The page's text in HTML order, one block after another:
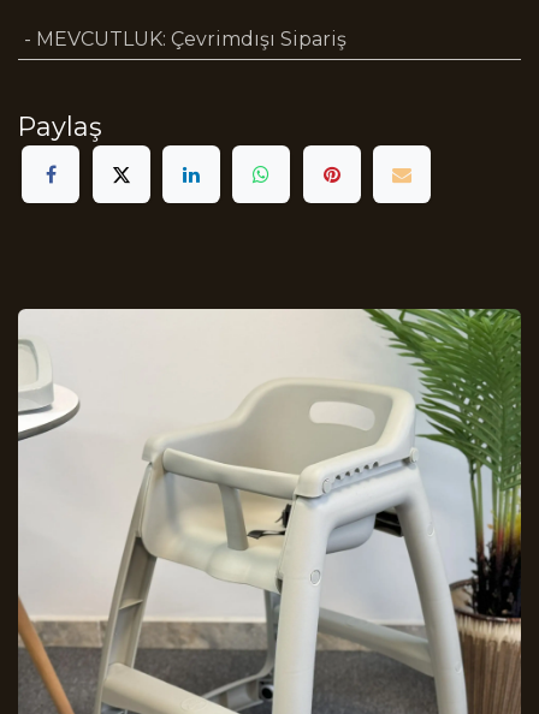
- MEVCUTLUK: Çevrimdışı Sipariş
Paylaş